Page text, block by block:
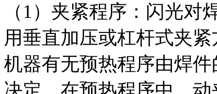
（1）夹紧程序：闪光
用垂直加压或杠杆式夹
机器有无预热程序由焊
决定，在预热程序中，